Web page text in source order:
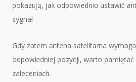
pokazują, jak odpowiednio ustawić
sygnał.
Gdy zatem antena satelitarna
odpowiedniej pozycji, warto pamiętać
zaleceniach.